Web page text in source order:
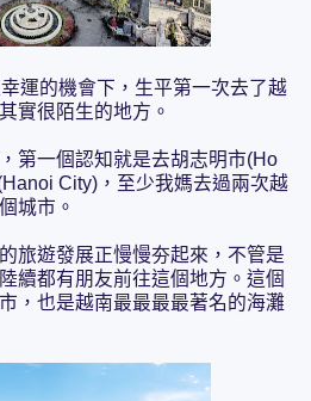
運的機會下，生平第一次去了越
實很陌生的地方。
第一個認知就是去胡志明市(Ho
City)，至少我媽去過兩次越
城市。
旅遊發展正慢慢夯起來，不管是
續都有朋友前往這個地方。這個
，也是越南最最最最著名的海灘